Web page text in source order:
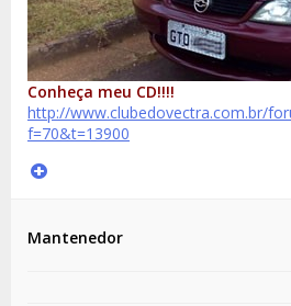
Conheça meu CD!!!!
http://www.clubedovectra.com.br/
f=70&t=13900
Mantenedor